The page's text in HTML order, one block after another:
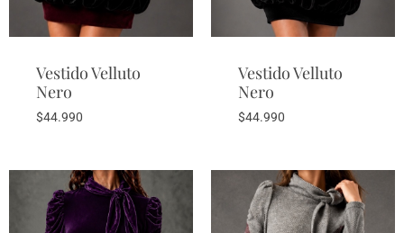
Vestido Velluto
Nero
$44.990
Vestido Velluto
Nero
$44.990